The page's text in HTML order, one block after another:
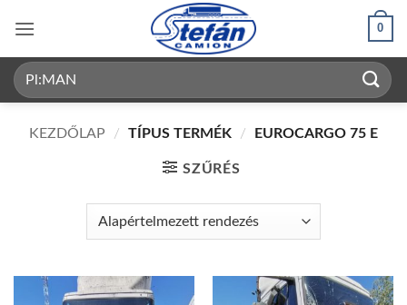
content
0
Keresés
a
KEZDŐLAP / TÍPUS TERMÉK / EUROCARGO 75 E
SZŰRÉS